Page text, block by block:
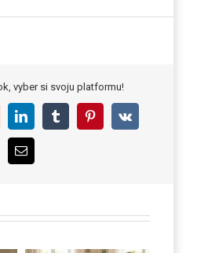
vyber si svoju platformu!
LinkedInTumblrPinterest
Vk
Email